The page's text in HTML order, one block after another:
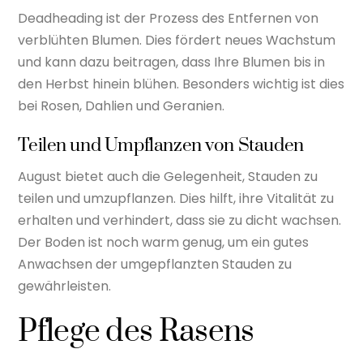
Deadheading ist der Prozess des Entfernen von
verblühten Blumen. Dies fördert neues Wachstum
und kann dazu beitragen, dass Ihre Blumen bis in
den Herbst hinein blühen. Besonders wichtig ist dies
bei Rosen, Dahlien und Geranien.
Teilen und Umpflanzen von Stauden
August bietet auch die Gelegenheit, Stauden zu
teilen und umzupflanzen. Dies hilft, ihre Vitalität zu
erhalten und verhindert, dass sie zu dicht wachsen.
Der Boden ist noch warm genug, um ein gutes
Anwachsen der umgepflanzten Stauden zu
gewährleisten.
Pflege des Rasens